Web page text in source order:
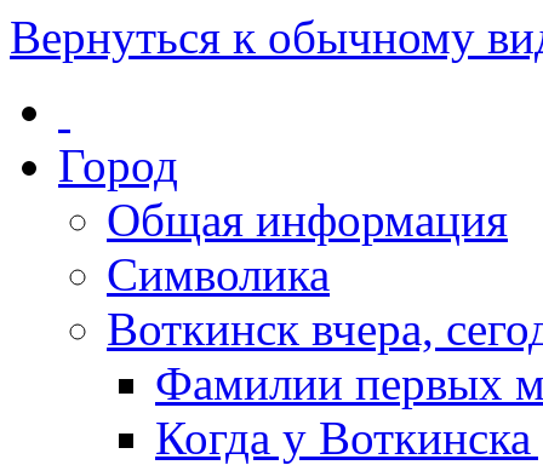
Вернуться к обычному
Город
Общая информация
Символика
Воткинск вчера,
Фамилии первых
Когда у